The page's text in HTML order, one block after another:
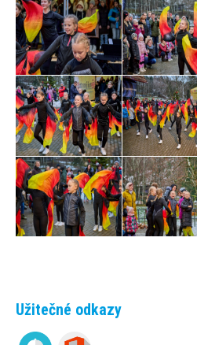
Užitečné odkazy